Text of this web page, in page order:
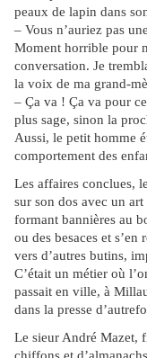
peaux de lapin dans
– Vous n’auriez pas
Moment horrible pour
conversation. Je
la voix de ma grand-
– Ça va ! Ça va pour
plus sage, sinon la
Aussi, le petit homme
comportement des
Les affaires conclues,
sur son dos avec un
formant bannières au
ou des besaces et
vers d’autres butins,
C’était un métier où
passait en ville, à
dans la presse
Le sieur André Mazet,